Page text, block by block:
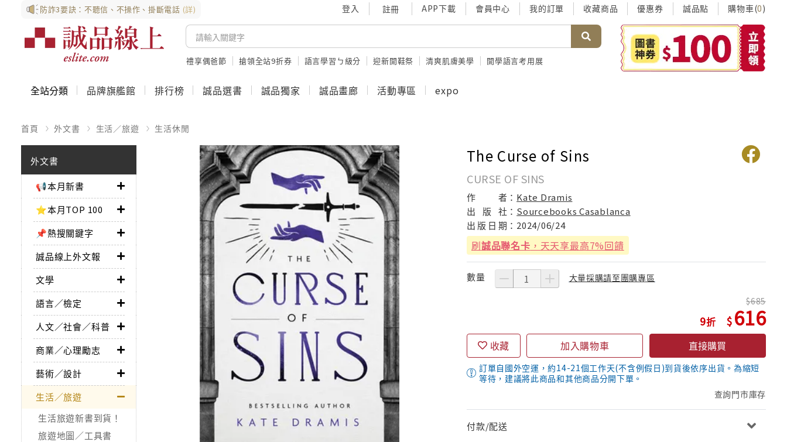
防詐3要訣：不聽信、不操作、掛斷電話 (詳) 登入 註冊 APP下載 會員中心 我的訂單 收藏商品 優惠券 誠品點 購物車(0)
禮享偶爸節 搶領全站9折券 語言學習ㄅ級分 迎新開鞋祭 清爽肌膚美學 開學語言考用展
全站分類 品牌旗艦館 排行榜 誠品選書 誠品獨家 誠品畫廊 活動專區 expo
首頁 外文書 生活／旅遊 生活休閒
外文書
📢本月新書
⭐本月TOP 100
📌熱搜關鍵字
誠品線上外文報
文學
語言／檢定
人文／社會／科普
商業／心理勵志
藝術／設計
生活／旅遊
生活旅遊新書到貨！
旅遊地圖／工具書
The Curse of Sins
CURSE OF SINS
作 者： Kate Dramis
出
版 社： Sourcebooks Casablanca
出 版 日 期： 2024/06/24
刷誠品聯名卡 ，天天享最高7%回饋
數量 大量採購請至團購專區
9
685
616
收藏 加入購物車 直接購買
訂單自國外空運，約14-21個工作天(不含例假日)到貨後依序出貨。為縮短
等待，建議將此商品和其他商品分開下單。
查詢門市庫存
付款/配送